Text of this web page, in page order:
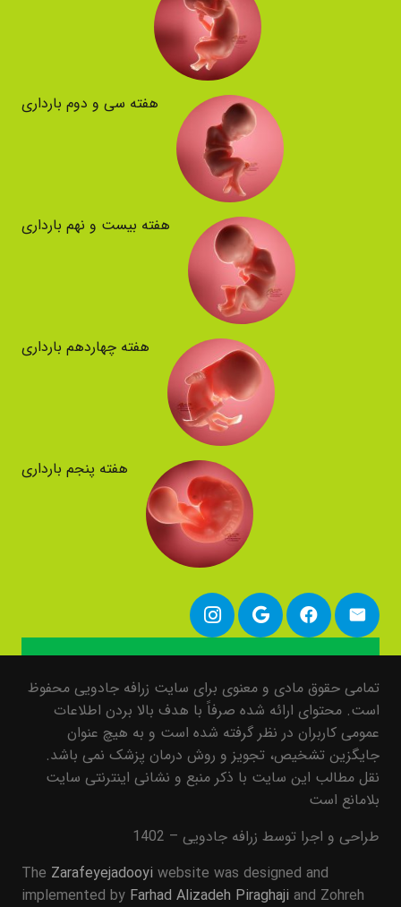
هفته سی و دوم بارداری
هفته بیست و نهم بارداری
هفته چهاردهم بارداری
هفته پنجم بارداری
تمامی حقوق مادی و معنوی برای سایت زرافه جادویی محفوظ
است. محتوای ارائه شده صرفاً با هدف بالا بردن اطلاعات
عمومی کاربران در نظر گرفته شده است و به هیچ عنوان
جایگزین تشخیص، تجویز و روش درمان پزشک نمی باشد.
نقل مطالب این سایت با ذکر منبع و نشانی اینترنتی سایت
بلامانع است
طراحی و اجرا توسط زرافه جادویی – 1402
The Zarafeyejadooyi website was designed and
implemented by Farhad Alizadeh Piraghaji and Zohreh